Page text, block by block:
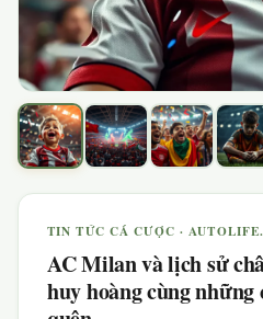
TIN TỨC CÁ CƯỢC ·
AC Milan và lịch sử
huy hoàng cùng